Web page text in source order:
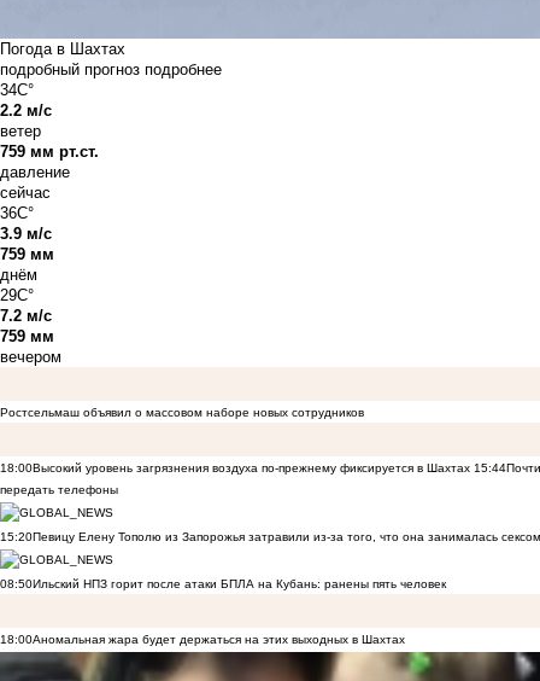
Погода в Шахтах
подробный прогноз подробнее
34C°
2.2 м/с
ветер
759 мм рт.ст.
давление
сейчас
36C°
3.9 м/с
759 мм
днём
29C°
7.2 м/с
759 мм
вечером
Ростсельмаш объявил о массовом наборе новых сотрудников
18:00Высокий уровень загрязнения воздуха по-прежнему фиксируется в Шахтах 15:44
передать телефоны
15:20Певицу Елену Тополю из Запорожья затравили из-за того, что она занималась
08:50Ильский НПЗ горит после атаки БПЛА на Кубань: ранены пять человек
18:00Аномальная жара будет держаться на этих выходных в Шахтах